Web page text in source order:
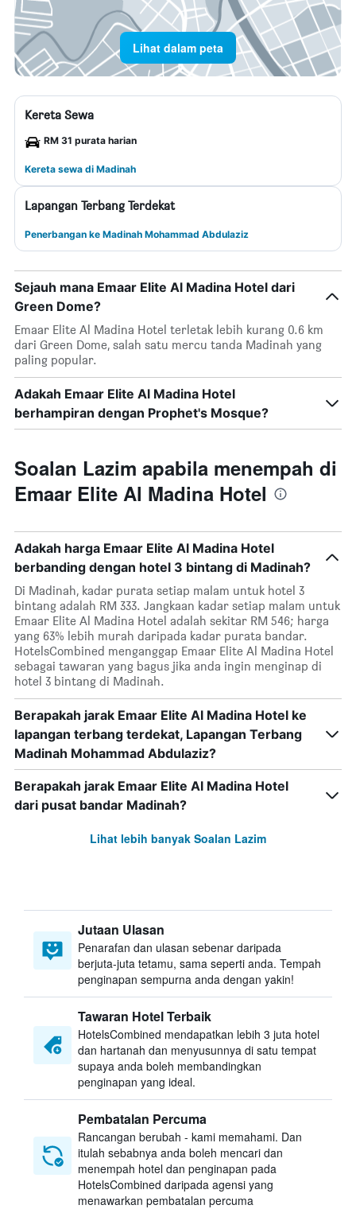
Lihat dalam peta
Kereta Sewa
RM 31 purata harian
Kereta sewa di Madinah
Lapangan Terbang Terdekat
Penerbangan ke Madinah Mohammad Abdulaziz
Sejauh mana Emaar Elite Al Madina Hotel dari
Green Dome?
Emaar Elite Al Madina Hotel terletak lebih kurang 0.6 km
dari Green Dome, salah satu mercu tanda Madinah yang
paling popular.
Adakah Emaar Elite Al Madina Hotel
berhampiran dengan Prophet's Mosque?
Soalan Lazim apabila menempah di
Emaar Elite Al Madina Hotel
Adakah harga Emaar Elite Al Madina Hotel
berbanding dengan hotel 3 bintang di Madinah?
Di Madinah, kadar purata setiap malam untuk hotel 3
bintang adalah RM 333. Jangkaan kadar setiap malam untuk
Emaar Elite Al Madina Hotel adalah sekitar RM 546; harga
yang 63% lebih murah daripada kadar purata bandar.
HotelsCombined menganggap Emaar Elite Al Madina Hotel
sebagai tawaran yang bagus jika anda ingin menginap di
hotel 3 bintang di Madinah.
Berapakah jarak Emaar Elite Al Madina Hotel ke
lapangan terbang terdekat, Lapangan Terbang
Madinah Mohammad Abdulaziz?
Berapakah jarak Emaar Elite Al Madina Hotel
dari pusat bandar Madinah?
Lihat lebih banyak Soalan Lazim
Jutaan Ulasan
Penarafan dan ulasan sebenar daripada
berjuta-juta tetamu, sama seperti anda. Tempah
penginapan sempurna anda dengan yakin!
Tawaran Hotel Terbaik
HotelsCombined mendapatkan lebih 3 juta hotel
dan hartanah dan menyusunnya di satu tempat
supaya anda boleh membandingkan
penginapan yang ideal.
Pembatalan Percuma
Rancangan berubah - kami memahami. Dan
itulah sebabnya anda boleh mencari dan
menempah hotel dan penginapan pada
HotelsCombined daripada agensi yang
menawarkan pembatalan percuma